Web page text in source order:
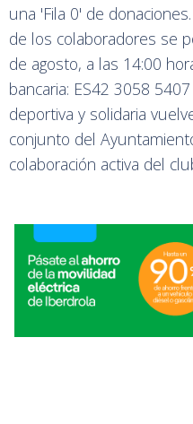
una 'Fila 0' de
de los colaboradores se
de agosto, a las 14:00
bancaria: ES42 3058
deportiva y solidaria
conjunto del
colaboración activa del